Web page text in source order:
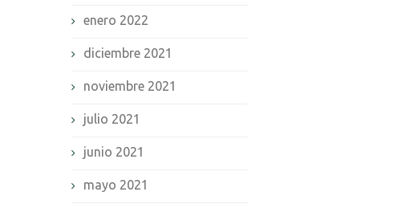
enero 2022
diciembre 2021
noviembre 2021
julio 2021
junio 2021
mayo 2021